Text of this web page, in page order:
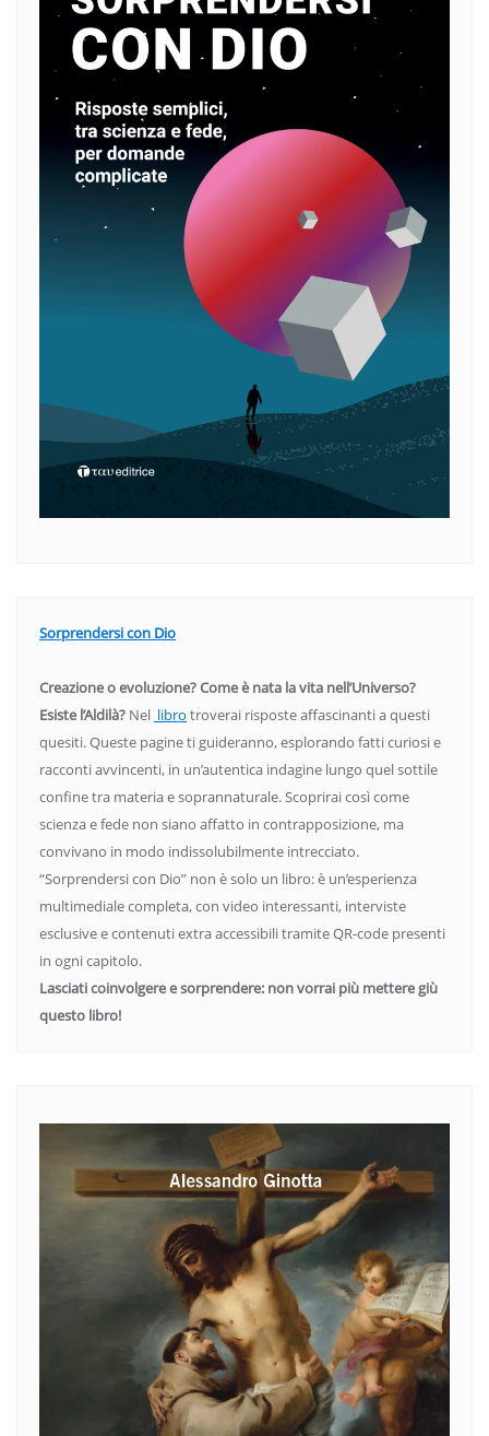
Sorprendersi con Dio
Creazione o evoluzione? Come è nata la vita nell’Universo?
Esiste l’Aldilà? Nel libro troverai risposte affascinanti a questi
quesiti. Queste pagine ti guideranno, esplorando fatti curiosi e
racconti avvincenti, in un’autentica indagine lungo quel sottile
confine tra materia e soprannaturale. Scoprirai così come
scienza e fede non siano affatto in contrapposizione, ma
convivano in modo indissolubilmente intrecciato.
“Sorprendersi con Dio” non è solo un libro: è un’esperienza
multimediale completa, con video interessanti, interviste
esclusive e contenuti extra accessibili tramite QR-code presenti
in ogni capitolo.
Lasciati coinvolgere e sorprendere: non vorrai più mettere giù
questo libro!